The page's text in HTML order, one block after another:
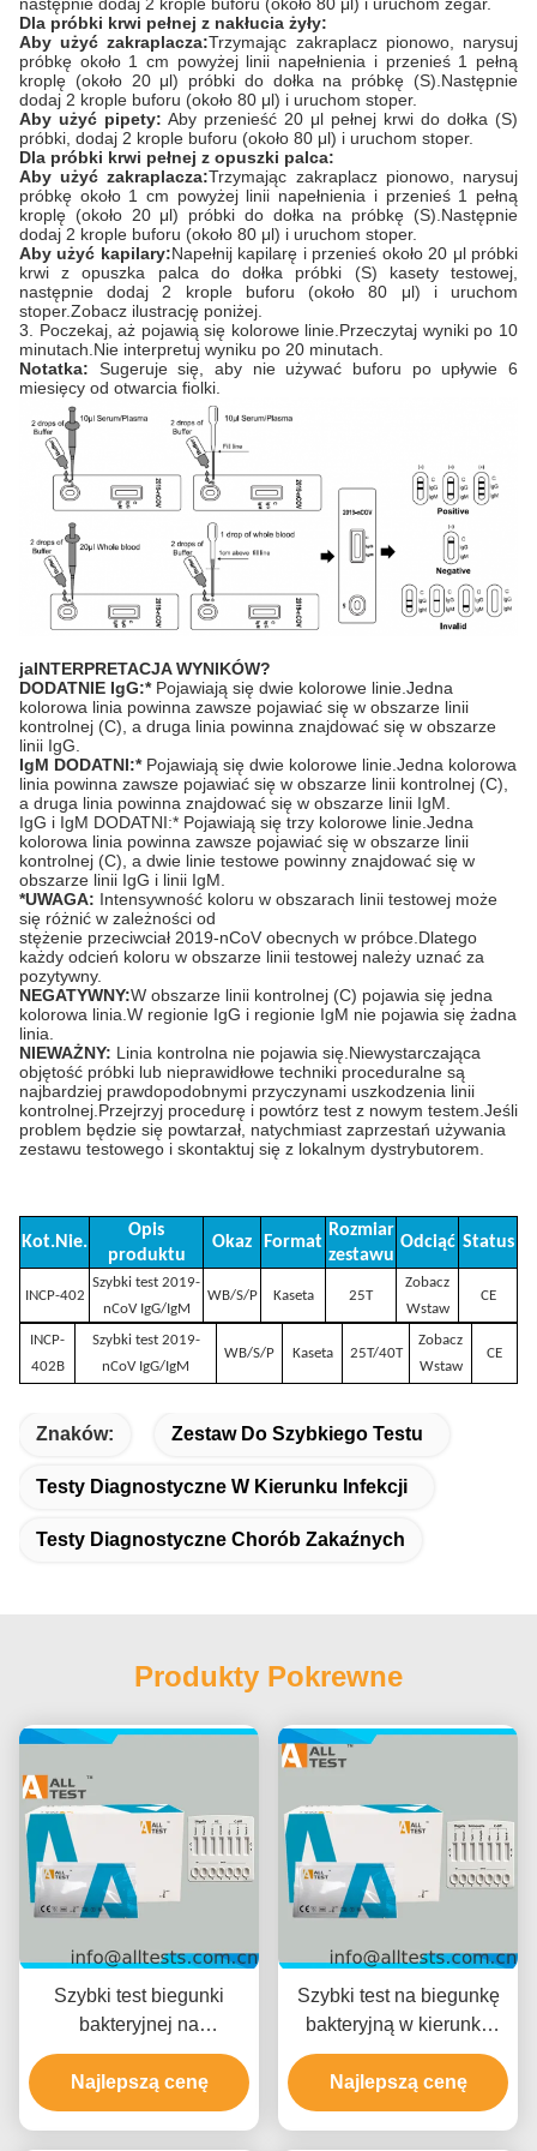
Dla próbki krwi pełnej z nakłucia żyły:
Aby użyć zakraplacza:Trzymając zakraplacz pionowo, narysuj
próbkę około 1 cm powyżej linii napełnienia i przenieś 1 pełną
kroplę (około 20 μl) próbki do dołka na próbkę (S).Następnie
dodaj 2 krople buforu (około 80 μl) i uruchom stoper.
Aby użyć pipety: Aby przenieść 20 μl pełnej krwi do dołka (S)
próbki, dodaj 2 krople buforu (około 80 μl) i uruchom stoper.
Dla próbki krwi pełnej z opuszki palca:
Aby użyć zakraplacza:Trzymając zakraplacz pionowo, narysuj
próbkę około 1 cm powyżej linii napełnienia i przenieś 1 pełną
kroplę (około 20 μl) próbki do dołka na próbkę (S).Następnie
dodaj 2 krople buforu (około 80 μl) i uruchom stoper.
Aby użyć kapilary:Napełnij kapilarę i przenieś około 20 μl próbki
krwi z opuszka palca do dołka próbki (S) kasety testowej,
następnie dodaj 2 krople buforu (około 80 μl) i uruchom
stoper.Zobacz ilustrację poniżej.
3. Poczekaj, aż pojawią się kolorowe linie.Przeczytaj wyniki po 10
minutach.Nie interpretuj wyniku po 20 minutach.
Notatka: Sugeruje się, aby nie używać buforu po upływie 6
miesięcy od otwarcia fiolki.
jaINTERPRETACJA WYNIKÓW?
DODATNIE IgG:* Pojawiają się dwie kolorowe linie.Jedna
kolorowa linia powinna zawsze pojawiać się w obszarze linii
kontrolnej (C), a druga linia powinna znajdować się w obszarze
linii IgG.
IgM DODATNI:* Pojawiają się dwie kolorowe linie.Jedna kolorowa
linia powinna zawsze pojawiać się w obszarze linii kontrolnej (C),
a druga linia powinna znajdować się w obszarze linii IgM.
IgG i IgM DODATNI:* Pojawiają się trzy kolorowe linie.Jedna
kolorowa linia powinna zawsze pojawiać się w obszarze linii
kontrolnej (C), a dwie linie testowe powinny znajdować się w
obszarze linii IgG i linii IgM.
*UWAGA: Intensywność koloru w obszarach linii testowej może
się różnić w zależności od
stężenie przeciwciał 2019-nCoV obecnych w próbce.Dlatego
każdy odcień koloru w obszarze linii testowej należy uznać za
pozytywny.
NEGATYWNY:W obszarze linii kontrolnej (C) pojawia się jedna
kolorowa linia.W regionie IgG i regionie IgM nie pojawia się żadna
linia.
NIEWAŻNY: Linia kontrolna nie pojawia się.Niewystarczająca
objętość próbki lub nieprawidłowe techniki proceduralne są
najbardziej prawdopodobnymi przyczynami uszkodzenia linii
kontrolnej.Przejrzyj procedurę i powtórz test z nowym testem.Jeśli
problem będzie się powtarzał, natychmiast zaprzestań używania
zestawu testowego i skontaktuj się z lokalnym dystrybutorem.
Kot.Nie.
Opis
produktu
Okaz Format
Rozmiar
zestawu
Odciąć Status
INCP-402
Szybki test 2019-
nCoV IgG/IgM
WB/S/P Kaseta 25T
Zobacz
Wstaw
CE
INCP-
402B
Szybki test 2019-
nCoV IgG/IgM
WB/S/P Kaseta 25T/40T
Zobacz
Wstaw
CE
Znaków: Zestaw Do Szybkiego Testu
Testy Diagnostyczne W Kierunku Infekcji
Testy Diagnostyczne Chorób Zakaźnych
Produkty Pokrewne
Szybki test biegunki
bakteryjnej na
Shigella/Cholerae/C.diff z
czasem odczytu 10 minut,
certyfikat CE i wysoka
Najlepszą cenę
Szybki test na biegunkę
bakteryjną w kierunku
Shigella/Salmonella/C.diff
z szybkimi wynikami w 10
minut, wysoka
Najlepszą cenę